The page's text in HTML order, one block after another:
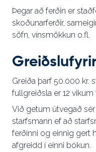
Þegar að ferðin er
skoðunarferðir,
söfn, vínsmökkun o.fl.
Greiða þarf 50.000 kr.
fullgreiðsla er 12
Við getum útvegað
starfsmann ef að
ferðinni og einnig gert
afgreidd í einni bókun.